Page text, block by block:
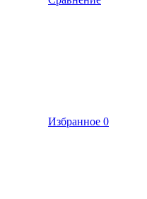
Избранное 0